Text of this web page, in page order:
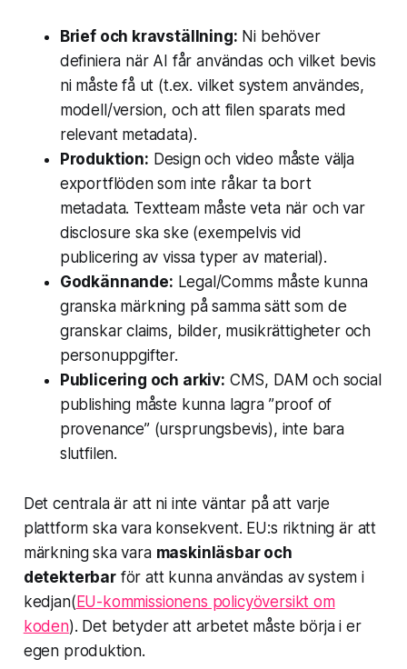
Brief och kravställning: Ni behöver
definiera när AI får användas och vilket bevis
ni måste få ut (t.ex. vilket system användes,
modell/version, och att filen sparats med
relevant metadata).
Produktion: Design och video måste välja
exportflöden som inte råkar ta bort
metadata. Textteam måste veta när och var
disclosure ska ske (exempelvis vid
publicering av vissa typer av material).
Godkännande: Legal/Comms måste kunna
granska märkning på samma sätt som de
granskar claims, bilder, musikrättigheter och
personuppgifter.
Publicering och arkiv: CMS, DAM och social
publishing måste kunna lagra ”proof of
provenance” (ursprungsbevis), inte bara
slutfilen.
Det centrala är att ni inte väntar på att varje
plattform ska vara konsekvent. EU:s riktning är att
märkning ska vara maskinläsbar och
detekterbarför att kunna användas av system i
kedjan( EU-kommissionens policyöversikt om
koden). Det betyder att arbetet måste börja i er
egen produktion.